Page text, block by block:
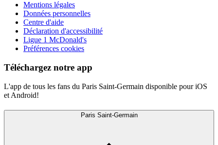
Mentions légales
Données personnelles
Centre d'aide
Déclaration d'accessibilité
Ligue 1 McDonald's
Préférences cookies
Téléchargez notre app
L'app de tous les fans du Paris Saint-Germain disponible pour iOS
et Android!
Paris Saint-Germain